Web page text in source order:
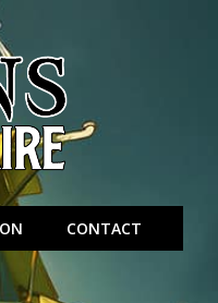
CONTACT